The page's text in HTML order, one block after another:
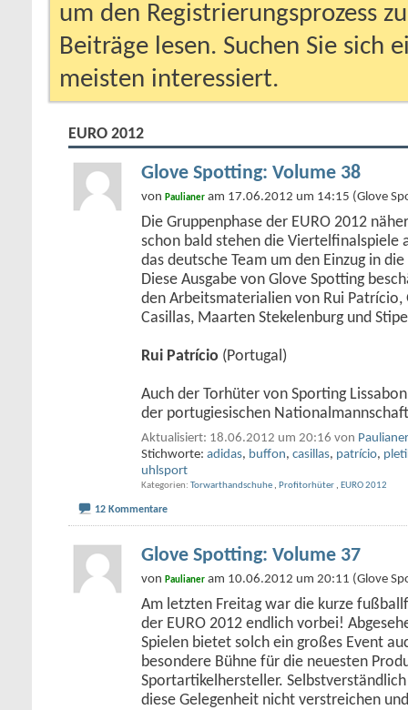
um den Registrierungsprozess
Beiträge lesen. Suchen Sie sich
meisten interessiert.
EURO 2012
Glove Spotting: Volume 38
von Paulianer am 17.06.2012 um 14:15 (Glove
Die Gruppenphase der EURO 2012
schon bald stehen die Viertelfinalspiele
das deutsche Team um den Einzug in
Diese Ausgabe von Glove Spotting
den Arbeitsmaterialien von Rui Patrício,
Casillas, Maarten Stekelenburg und
Rui Patrício (Portugal)
Auch der Torhüter von Sporting
der portugiesischen
Aktualisiert: 18.06.2012 um 20:16 von Paulianer
Stichworte: adidas, buffon, casillas, patrício,
uhlsport
Kategorien Torwarthandschuhe , Profitorhüter , EURO 2012
12 Kommentare
Glove Spotting: Volume 37
von Paulianer am 10.06.2012 um 20:11 (Glove
Am letzten Freitag war die kurze
der EURO 2012 endlich vorbei!
Spielen bietet solch ein großes Event
besondere Bühne für die neuesten
Sportartikelhersteller.
diese Gelegenheit nicht verstreichen